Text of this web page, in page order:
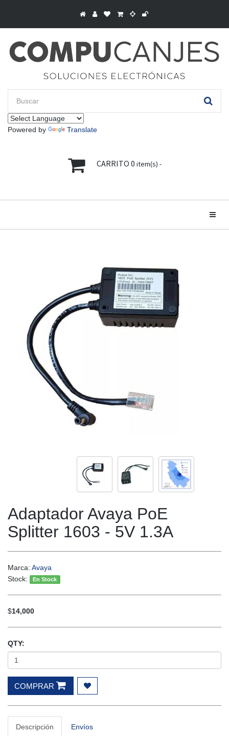
Powered by Translate
CARRITO 0 item(s) -
Adaptador Avaya PoE
Splitter 1603 - 5V 1.3A
Marca: Avaya
Stock:
En Stock
$14,000
QTY:
COMPRAR
Descripción
Envíos